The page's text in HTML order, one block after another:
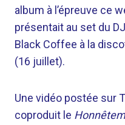
album à l’épreuve ce
présentait au set du
Black Coffee à la
(16 juillet).
Une vidéo postée sur
coproduit le